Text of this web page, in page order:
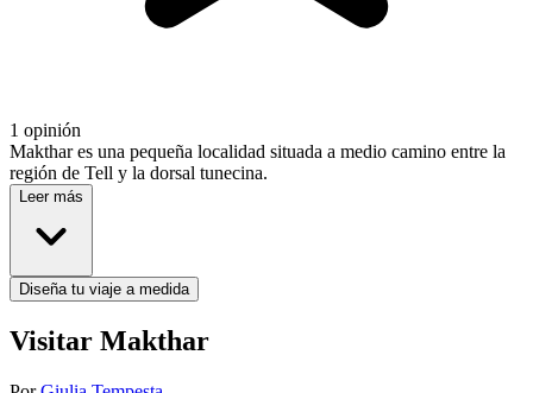
1 opinión
Makthar es una pequeña localidad situada a medio camino entre la
región de Tell y la dorsal tunecina.
Leer más
Diseña tu viaje a medida
Visitar Makthar